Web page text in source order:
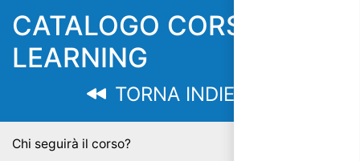
CATALOGO CORSI E-
LEARNING
TORNA INDIETRO
Chi seguirà il corso?